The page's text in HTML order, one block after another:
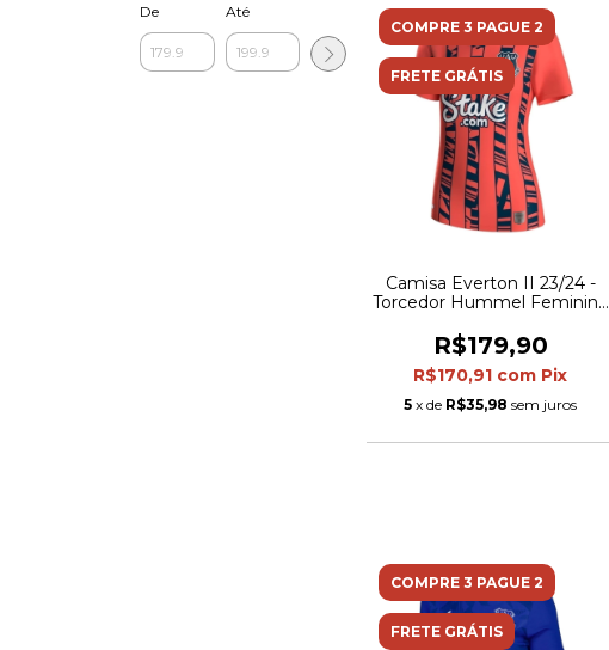
De Até
COMPRE 3 PAGUE 2
FRETE GRÁTIS
Camisa Everton II 23/24 -
Torcedor Hummel Feminina
azul
R$179,90
R$170,91 com Pix
5 x de R$35,98 sem juros
COMPRE 3 PAGUE 2
FRETE GRÁTIS